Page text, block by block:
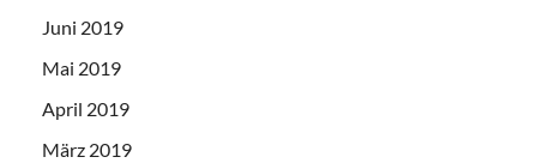
Juni 2019
Mai 2019
April 2019
März 2019